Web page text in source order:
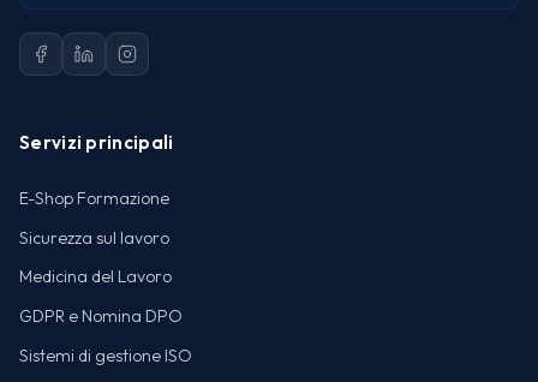
Servizi principali
E-Shop Formazione
Sicurezza sul lavoro
Medicina del Lavoro
GDPR e Nomina DPO
Sistemi di gestione ISO